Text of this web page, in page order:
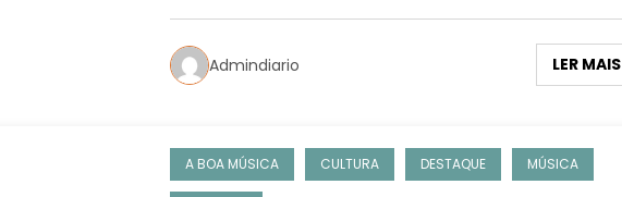
Admindiario LER MAIS
A BOA MÚSICA CULTURA DESTAQUE MÚSICA